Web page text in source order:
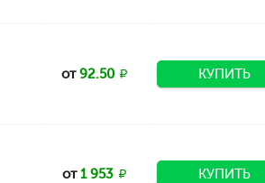
от92.50 КУПИТЬ
от1 953 КУПИТЬ